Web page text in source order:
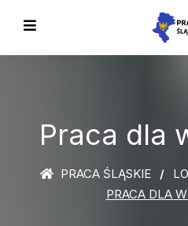
Praca dla
PRACA ŚLĄSKIE
PRACA DLA